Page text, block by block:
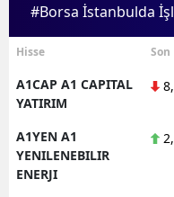
#Borsa İstanbulda
Hisse Son
A1CAP A1 CAPITAL
YATIRIM
A1YEN A1
YENILENEBILIR
ENERJI